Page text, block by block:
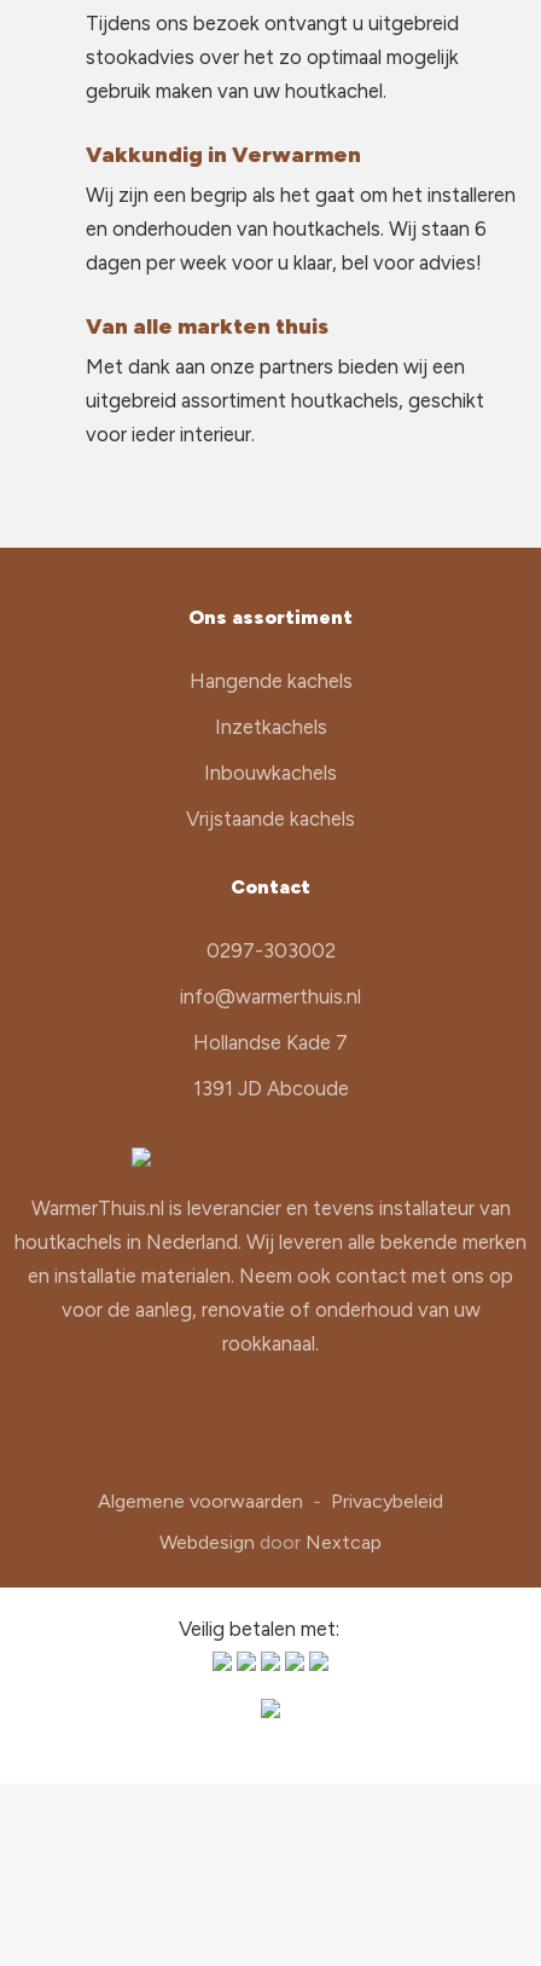
Tijdens ons bezoek ontvangt u uitgebreid
stookadvies over het zo optimaal mogelijk
gebruik maken van uw houtkachel.
Vakkundig in Verwarmen
Wij zijn een begrip als het gaat om het installeren
en onderhouden van houtkachels. Wij staan 6
dagen per week voor u klaar, bel voor advies!
Van alle markten thuis
Met dank aan onze partners bieden wij een
uitgebreid assortiment houtkachels, geschikt
voor ieder interieur.
Ons assortiment
Hangende kachels
Inzetkachels
Inbouwkachels
Vrijstaande kachels
Contact
0297-303002
info@warmerthuis.nl
Hollandse Kade 7
1391 JD Abcoude
WarmerThuis.nl is leverancier en tevens installateur van
houtkachels in Nederland. Wij leveren alle bekende merken
en installatie materialen. Neem ook contact met ons op
voor de aanleg, renovatie of onderhoud van uw
rookkanaal.
Algemene voorwaarden - Privacybeleid
Webdesign door Nextcap
Veilig betalen met: